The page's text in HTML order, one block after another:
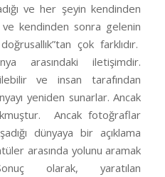
ve her şeyin kendinden
kendinden sonra gelenin
çok farklıdır.
arasındaki iletişimdir.
ve insan tarafından
yeniden sunarlar. Ancak
Ancak fotoğraflar
dünyaya bir açıklama
arasında yolunu aramak
olarak, yaratılan